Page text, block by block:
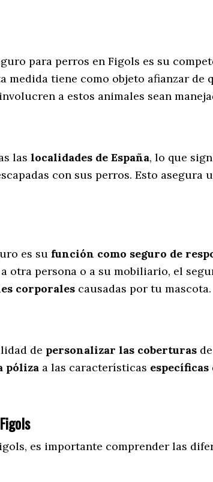
para perros en Figols es su
medida tiene como objeto afianzar de
a estos animales sean
las localidades de España, lo que
con sus perros. Esto asegura
es su función como seguro de
otra persona o a su mobiliario, el
corporales causadas por tu mascota.
de personalizar las coberturas
póliza a las características específicas
Figols
, es importante comprender las